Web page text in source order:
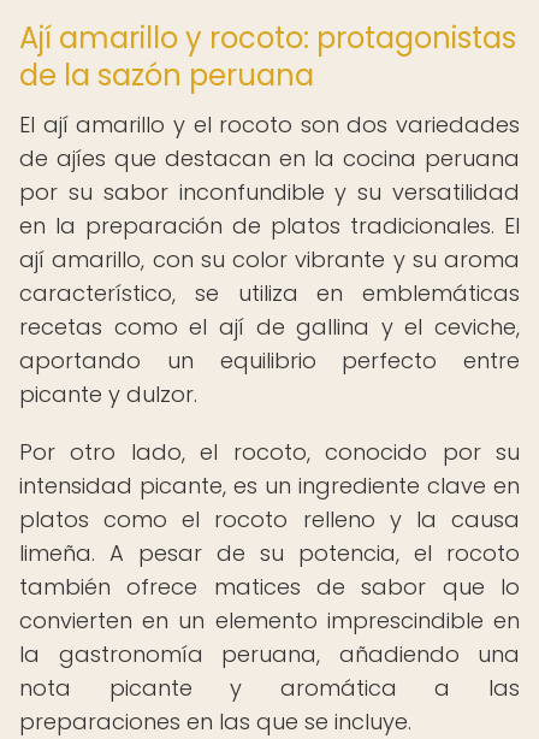
Ají amarillo y rocoto: protagonistas
de la sazón peruana
El ají amarillo y el rocoto son dos variedades
de ajíes que destacan en la cocina peruana
por su sabor inconfundible y su versatilidad
en la preparación de platos tradicionales. El
ají amarillo, con su color vibrante y su aroma
característico, se utiliza en emblemáticas
recetas como el ají de gallina y el ceviche,
aportando un equilibrio perfecto entre
picante y dulzor.
Por otro lado, el rocoto, conocido por su
intensidad picante, es un ingrediente clave en
platos como el rocoto relleno y la causa
limeña. A pesar de su potencia, el rocoto
también ofrece matices de sabor que lo
convierten en un elemento imprescindible en
la gastronomía peruana, añadiendo una
nota picante y aromática a las
preparaciones en las que se incluye.